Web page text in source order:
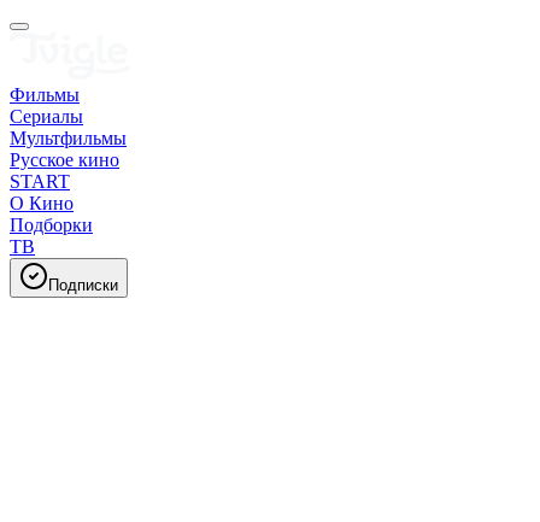
Фильмы
Сериалы
Мультфильмы
Русское кино
START
О Кино
Подборки
ТВ
Подписки